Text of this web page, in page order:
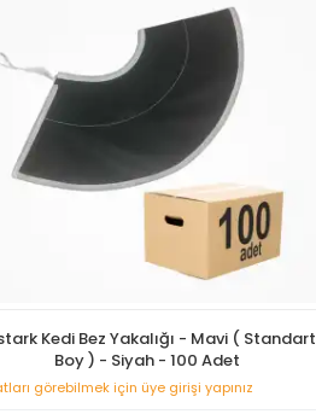
Kedi Bez Yakalığı - Mavi ( Standart
Boy ) - Siyah - 100 Adet
görebilmek için üye girişi yapınız